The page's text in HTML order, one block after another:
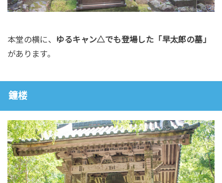
本堂の横に、 ゆるキャン△でも登場した「早太郎の墓」
があります。
鐘楼